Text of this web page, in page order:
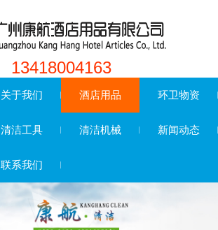
13418004163
关于我们 酒店用品 环卫物资
清洁工具 清洁机械 新闻动态
联系我们